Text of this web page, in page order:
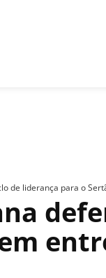
de liderança para o